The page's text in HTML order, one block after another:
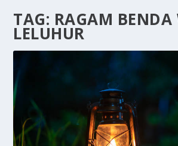
TAG: RAGAM BENDA
LELUHUR